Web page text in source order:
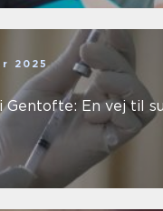
2025
Gentofte: En vej til